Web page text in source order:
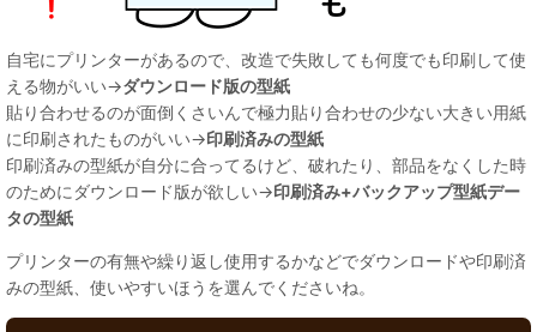
自宅にプリンターがあるので、改造で失敗しても何度でも印刷して使
える物がいい→ダウンロード版の型紙
貼り合わせるのが面倒くさいんで極力貼り合わせの少ない大きい用紙
に印刷されたものがいい→印刷済みの型紙
印刷済みの型紙が自分に合ってるけど、破れたり、部品をなくした時
のためにダウンロード版が欲しい→印刷済み+バックアップ型紙デー
タの型紙
プリンターの有無や繰り返し使用するかなどでダウンロードや印刷済
みの型紙、使いやすいほうを選んでくださいね。